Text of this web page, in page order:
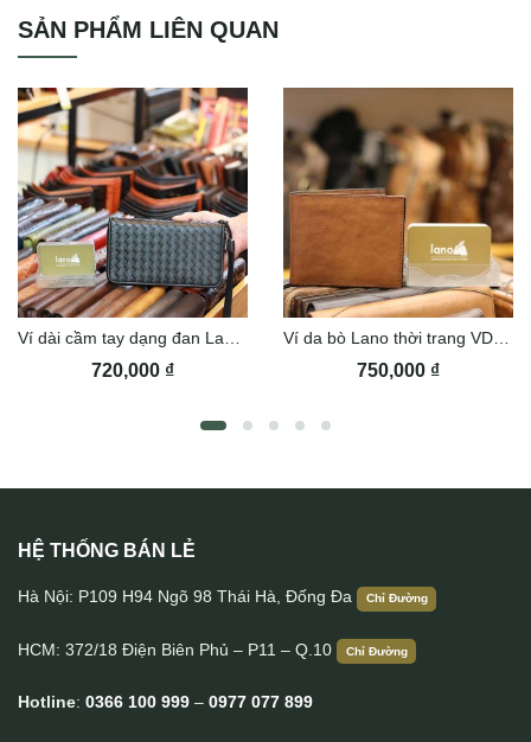
Ví da nam khóa kéo da bò cao cấp VDN062
SẢN PHẨM LIÊN QUAN
720,000 ₫ 750,000 ₫
HỆ THỐNG BÁN LẺ
Hà Nội: P109 H94 Ngõ 98 Thái Hà, Đống Đa Chỉ Đường
HCM: 372/18 Điện Biên Phủ – P11 – Q.10 Chỉ Đường
Hotline: 0366 100 999 – 0977 077 899